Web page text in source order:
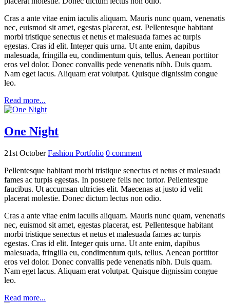
Cras a ante vitae enim iaculis aliquam. Mauris nunc quam, venenatis
nec, euismod sit amet, egestas placerat, est. Pellentesque habitant
morbi tristique senectus et netus et malesuada fames ac turpis
egestas. Cras id elit. Integer quis urna. Ut ante enim, dapibus
malesuada, fringilla eu, condimentum quis, tellus. Aenean porttitor
eros vel dolor. Donec convallis pede venenatis nibh. Duis quam.
Nam eget lacus. Aliquam erat volutpat. Quisque dignissim congue
leo.
Read more...
One Night
21st OctoberFashion Portfolio 0 comment
Pellentesque habitant morbi tristique senectus et netus et malesuada
fames ac turpis egestas. In posuere felis nec tortor. Pellentesque
faucibus. Ut accumsan ultricies elit. Maecenas at justo id velit
placerat molestie. Donec dictum lectus non odio.
Cras a ante vitae enim iaculis aliquam. Mauris nunc quam, venenatis
nec, euismod sit amet, egestas placerat, est. Pellentesque habitant
morbi tristique senectus et netus et malesuada fames ac turpis
egestas. Cras id elit. Integer quis urna. Ut ante enim, dapibus
malesuada, fringilla eu, condimentum quis, tellus. Aenean porttitor
eros vel dolor. Donec convallis pede venenatis nibh. Duis quam.
Nam eget lacus. Aliquam erat volutpat. Quisque dignissim congue
leo.
Read more...